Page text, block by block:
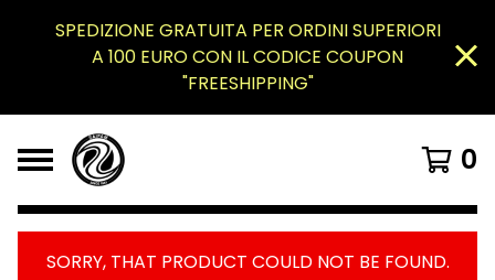
SPEDIZIONE GRATUITA PER ORDINI SUPERIORI
A 100 EURO CON IL CODICE COUPON
"FREESHIPPING"
0
SORRY, THAT PRODUCT COULD NOT BE FOUND.